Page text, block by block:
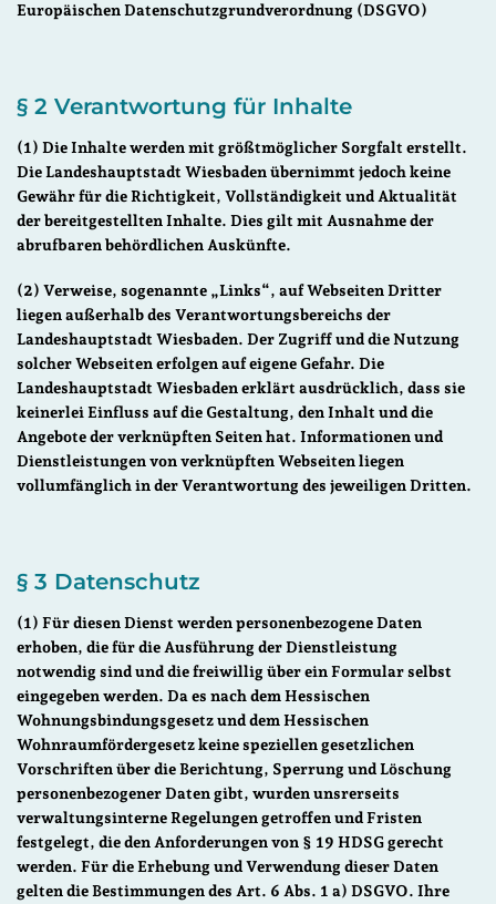
Europäischen Datenschutzgrundverordnung (DSGVO)
§ 2 Verantwortung für Inhalte
(1) Die Inhalte werden mit größtmöglicher Sorgfalt erstellt.
Die Landeshauptstadt Wiesbaden übernimmt jedoch keine
Gewähr für die Richtigkeit, Vollständigkeit und Aktualität
der bereitgestellten Inhalte. Dies gilt mit Ausnahme der
abrufbaren behördlichen Auskünfte.
(2) Verweise, sogenannte „Links“, auf Webseiten Dritter
liegen außerhalb des Verantwortungsbereichs der
Landeshauptstadt Wiesbaden. Der Zugriff und die Nutzung
solcher Webseiten erfolgen auf eigene Gefahr. Die
Landeshauptstadt Wiesbaden erklärt ausdrücklich, dass sie
keinerlei Einfluss auf die Gestaltung, den Inhalt und die
Angebote der verknüpften Seiten hat. Informationen und
Dienstleistungen von verknüpften Webseiten liegen
vollumfänglich in der Verantwortung des jeweiligen Dritten.
§ 3 Datenschutz
(1) Für diesen Dienst werden personenbezogene Daten
erhoben, die für die Ausführung der Dienstleistung
notwendig sind und die freiwillig über ein Formular selbst
eingegeben werden. Da es nach dem Hessischen
Wohnungsbindungsgesetz und dem Hessischen
Wohnraumfördergesetz keine speziellen gesetzlichen
Vorschriften über die Berichtung, Sperrung und Löschung
personenbezogener Daten gibt, wurden unsrerseits
verwaltungsinterne Regelungen getroffen und Fristen
festgelegt, die den Anforderungen von § 19 HDSG gerecht
werden. Für die Erhebung und Verwendung dieser Daten
gelten die Bestimmungen des Art. 6 Abs. 1 a) DSGVO. Ihre